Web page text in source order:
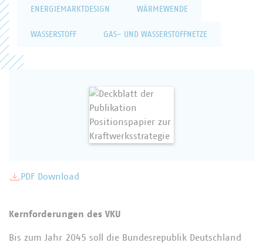
ENERGIEMARKTDESIGN WÄRMEWENDE
WASSERSTOFF GAS- UND WASSERSTOFFNETZE
PDF Download
Kernforderungen des VKU
Bis zum Jahr 2045 soll die Bundesrepublik Deutschland